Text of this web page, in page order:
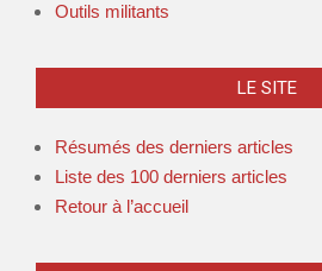
Outils militants
LE SITE
Résumés des derniers articles
Liste des 100 derniers articles
Retour à l’accueil